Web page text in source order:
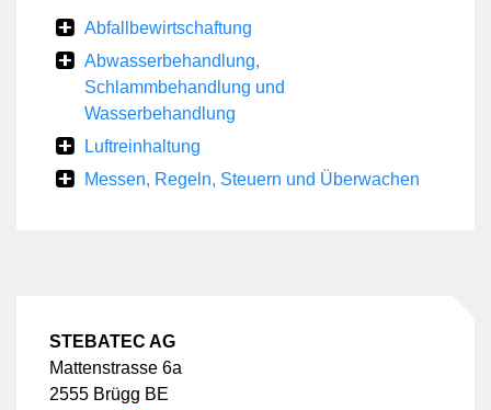
Abfallbewirtschaftung
Abwasserbehandlung,
Schlammbehandlung und
Wasserbehandlung
Luftreinhaltung
Messen, Regeln, Steuern und Überwachen
STEBATEC AG
Mattenstrasse 6a
2555 Brügg BE